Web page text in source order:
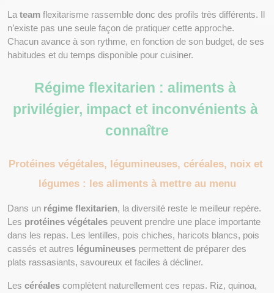
La team flexitarisme rassemble donc des profils très différents. Il
n’existe pas une seule façon de pratiquer cette approche.
Chacun avance à son rythme, en fonction de son budget, de ses
habitudes et du temps disponible pour cuisiner.
Régime flexitarien : aliments à
privilégier, impact et inconvénients à
connaître
Protéines végétales, légumineuses, céréales, noix et
légumes : les aliments à mettre au menu
Dans un régime flexitarien, la diversité reste le meilleur repère.
Les protéines végétales peuvent prendre une place importante
dans les repas. Les lentilles, pois chiches, haricots blancs, pois
cassés et autres légumineuses permettent de préparer des
plats rassasiants, savoureux et faciles à décliner.
Les céréales complètent naturellement ces repas. Riz, quinoa,